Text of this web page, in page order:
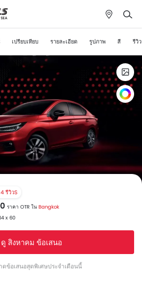
เปรียบเทียบ รายละเอียด รูปภาพ สี รีวิ
4 รีวิวS
ราคา OTR ใน Bangkok
x 60
ดู สิงหาคม ข้อเสนอ
ดข้อเสนอสุดพิเศษประจำเดือนนี้